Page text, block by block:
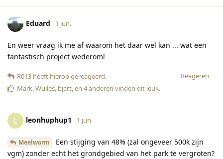
Eduard 1 jun.
En weer vraag ik me af waarom het daar wel kan ... wat een
fantastisch project wederom!
Reageren
R013 heeft hierop gereageerd.
Mark,Wuiles, bjart, en 4anderen vinden dit leuk.
L leonhuphup1 1 jun.
Meelworm
Een stijging van 48% (zal ongeveer 500k zijn
vgm) zonder echt het grondgebied van het park te vergroten?